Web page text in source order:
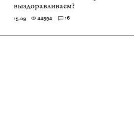
выздоравливаем?
15.09 44594 16